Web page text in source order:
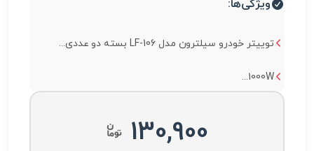
ویژگی‌ها:
توییتر خودرو سیلترون مدل LF-106 بسته دو عددی...
1000W...
130,900